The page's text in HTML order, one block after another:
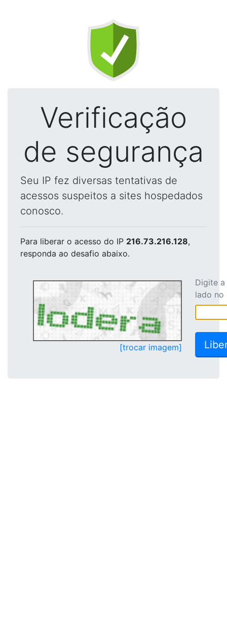
Verificação
de segurança
Seu IP fez diversas tentativas de
acessos suspeitos a sites hospedados
conosco.
Para liberar o acesso do IP 216.73.216.128,
responda ao desafio abaixo.
[trocar imagem]
Digite
lado no